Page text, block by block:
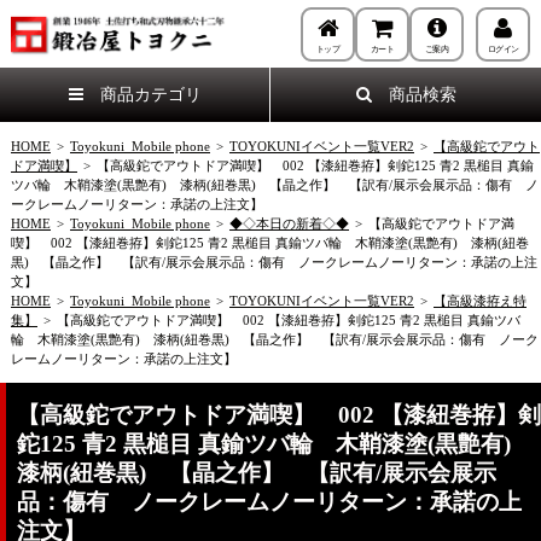
トップ カート ご案内 ログイン
商品カテゴリ 商品検索
HOME > Toyokuni_Mobile phone > TOYOKUNIイベント一覧VER2 >
【高級鉈でアウト
ドア満喫】
>
【高級鉈でアウトドア満喫】 002 【漆紐巻拵】剣鉈125 青2 黒槌目 真鍮
ツバ輪 木鞘漆塗(黒艶有) 漆柄(紐巻黒) 【晶之作】 【訳有/展示会展示品：傷有 ノ
ークレームノーリターン：承諾の上注文】
HOME > Toyokuni_Mobile phone > ◆◇本日の新着◇◆ >
【高級鉈でアウトドア満
喫】 002 【漆紐巻拵】剣鉈125 青2 黒槌目 真鍮ツバ輪 木鞘漆塗(黒艶有) 漆柄(紐巻
黒) 【晶之作】 【訳有/展示会展示品：傷有 ノークレームノーリターン：承諾の上注
文】
HOME > Toyokuni_Mobile phone > TOYOKUNIイベント一覧VER2 >
【高級漆拵え特
集】
>
【高級鉈でアウトドア満喫】 002 【漆紐巻拵】剣鉈125 青2 黒槌目 真鍮ツバ
輪 木鞘漆塗(黒艶有) 漆柄(紐巻黒) 【晶之作】 【訳有/展示会展示品：傷有 ノーク
レームノーリターン：承諾の上注文】
【高級鉈でアウトドア満喫】 002 【漆紐巻拵】剣
鉈125 青2 黒槌目 真鍮ツバ輪 木鞘漆塗(黒艶有)
漆柄(紐巻黒) 【晶之作】 【訳有/展示会展示
品：傷有 ノークレームノーリターン：承諾の上
注文】